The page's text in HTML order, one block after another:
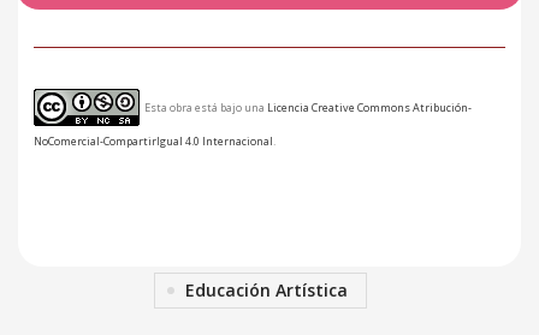
Esta obra está bajo una Licencia Creative Commons Atribución-
NoComercial-CompartirIgual 4.0 Internacional
Educación Artística